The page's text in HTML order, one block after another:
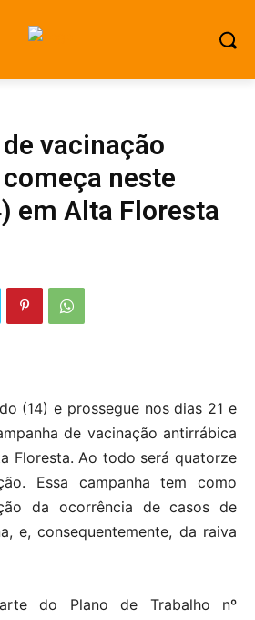
vacinação
neste
em Alta Floresta
(14) e prossegue nos dias 21 e
de vacinação antirrábica
Floresta. Ao todo será quatorze
Essa campanha tem como
da ocorrência de casos de
e, consequentemente, da raiva
do Plano de Trabalho nº